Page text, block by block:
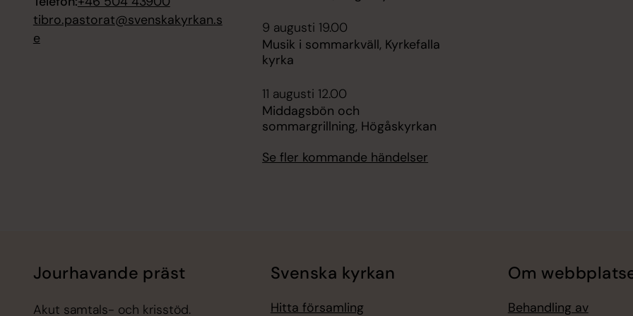
tibro.pastorat@svenskakyrkan.s
e
9 augusti 19.00
Musik i sommarkväll, Kyrkefalla
kyrka
11 augusti 12.00
Middagsbön och
sommargrillning, Högåskyrkan
Se fler kommande händelser
Jourhavande präst
Akut samtals- och krisstöd.
Svenska kyrkan
Hitta församling
Om
Behandling av